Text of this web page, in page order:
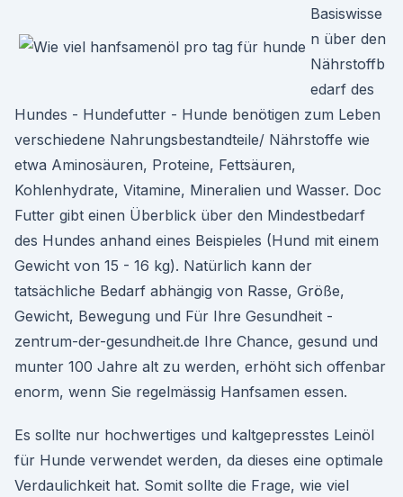
Basiswisse
n über den
Nährstoffb
edarf des
Hundes - Hundefutter - Hunde benötigen zum Leben
verschiedene Nahrungsbestandteile/ Nährstoffe wie
etwa Aminosäuren, Proteine, Fettsäuren,
Kohlenhydrate, Vitamine, Mineralien und Wasser. Doc
Futter gibt einen Überblick über den Mindestbedarf
des Hundes anhand eines Beispieles (Hund mit einem
Gewicht von 15 - 16 kg). Natürlich kann der
tatsächliche Bedarf abhängig von Rasse, Größe,
Gewicht, Bewegung und Für Ihre Gesundheit -
zentrum-der-gesundheit.de Ihre Chance, gesund und
munter 100 Jahre alt zu werden, erhöht sich offenbar
enorm, wenn Sie regelmässig Hanfsamen essen.
Es sollte nur hochwertiges und kaltgepresstes Leinöl
für Hunde verwendet werden, da dieses eine optimale
Verdaulichkeit hat. Somit sollte die Frage, wie viel